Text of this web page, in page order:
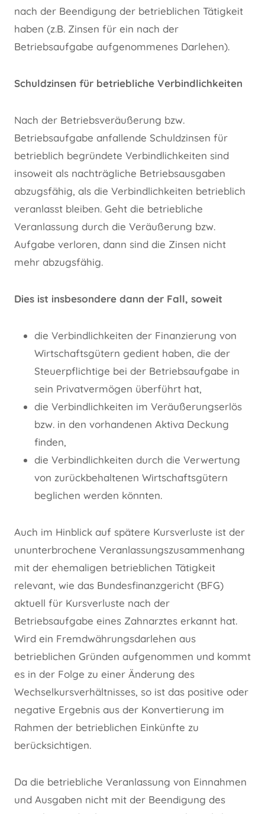
nach der Beendigung der betrieblichen Tätigkeit
haben (z.B. Zinsen für ein nach der
Betriebsaufgabe aufgenommenes Darlehen).
Schuldzinsen für betriebliche Verbindlichkeiten
Nach der Betriebsveräußerung bzw.
Betriebsaufgabe anfallende Schuldzinsen für
betrieblich begründete Verbindlichkeiten sind
insoweit als nachträgliche Betriebsausgaben
abzugsfähig, als die Verbindlichkeiten betrieblich
veranlasst bleiben. Geht die betriebliche
Veranlassung durch die Veräußerung bzw.
Aufgabe verloren, dann sind die Zinsen nicht
mehr abzugsfähig.
Dies ist insbesondere dann der Fall, soweit
die Verbindlichkeiten der Finanzierung von
Wirtschaftsgütern gedient haben, die der
Steuerpflichtige bei der Betriebsaufgabe in
sein Privatvermögen überführt hat,
die Verbindlichkeiten im Veräußerungserlös
bzw. in den vorhandenen Aktiva Deckung
finden,
die Verbindlichkeiten durch die Verwertung
von zurückbehaltenen Wirtschaftsgütern
beglichen werden könnten.
Auch im Hinblick auf spätere Kursverluste ist der
ununterbrochene Veranlassungszusammenhang
mit der ehemaligen betrieblichen Tätigkeit
relevant, wie das Bundesfinanzgericht (BFG)
aktuell für Kursverluste nach der
Betriebsaufgabe eines Zahnarztes erkannt hat.
Wird ein Fremdwährungsdarlehen aus
betrieblichen Gründen aufgenommen und kommt
es in der Folge zu einer Änderung des
Wechselkursverhältnisses, so ist das positive oder
negative Ergebnis aus der Konvertierung im
Rahmen der betrieblichen Einkünfte zu
berücksichtigen.
Da die betriebliche Veranlassung von Einnahmen
und Ausgaben nicht mit der Beendigung des